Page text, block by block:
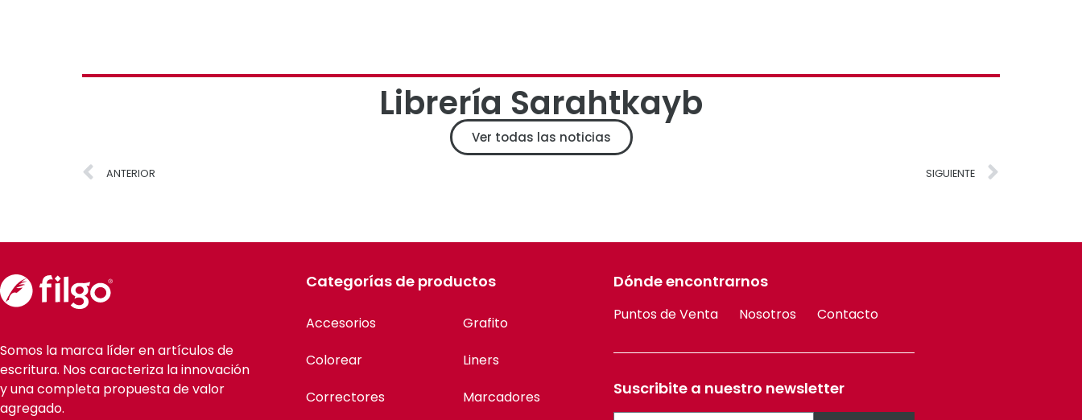
Librería Sarahtkayb
Ver todas las noticias
ANTERIOR SIGUIENTE
Somos la marca líder en artículos de
escritura. Nos caracteriza la innovación
y una completa propuesta de valor
agregado.
Categorías de productos
Accesorios
Colorear
Correctores
Grafito
Liners
Marcadores
Dónde encontrarnos
Puntos de Venta Nosotros Contacto
Suscribite a nuestro newsletter